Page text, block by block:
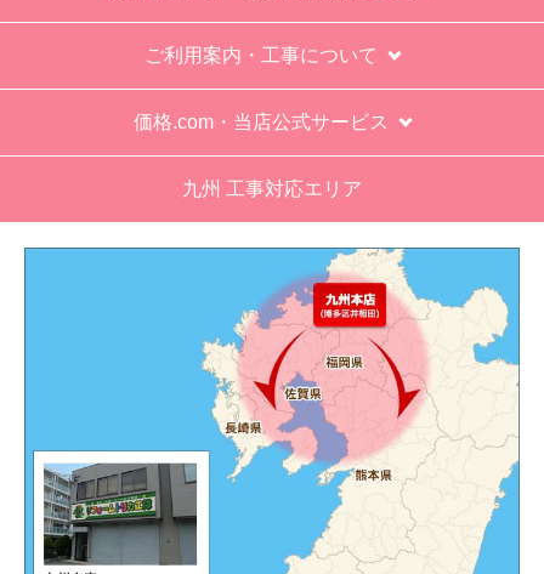
ご利用案内・工事について
価格.com・当店公式サービス
九州 工事対応エリア